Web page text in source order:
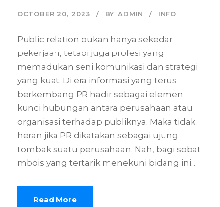
OCTOBER 20, 2023 BY ADMIN INFO
Public relation bukan hanya sekedar
pekerjaan, tetapi juga profesi yang
memadukan seni komunikasi dan strategi
yang kuat. Di era informasi yang terus
berkembang PR hadir sebagai elemen
kunci hubungan antara perusahaan atau
organisasi terhadap publiknya. Maka tidak
heran jika PR dikatakan sebagai ujung
tombak suatu perusahaan. Nah, bagi sobat
mbois yang tertarik menekuni bidang ini...
Read More